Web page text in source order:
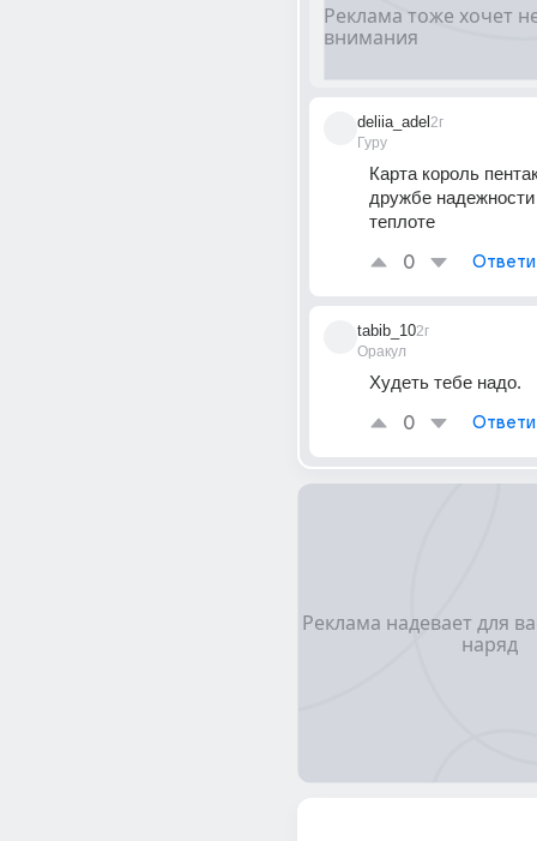
deliia_adel
Гуру
2г
Карта король
дружбе
теплоте
0
tabib_10
Оракул
2г
Худеть тебе надо.
0